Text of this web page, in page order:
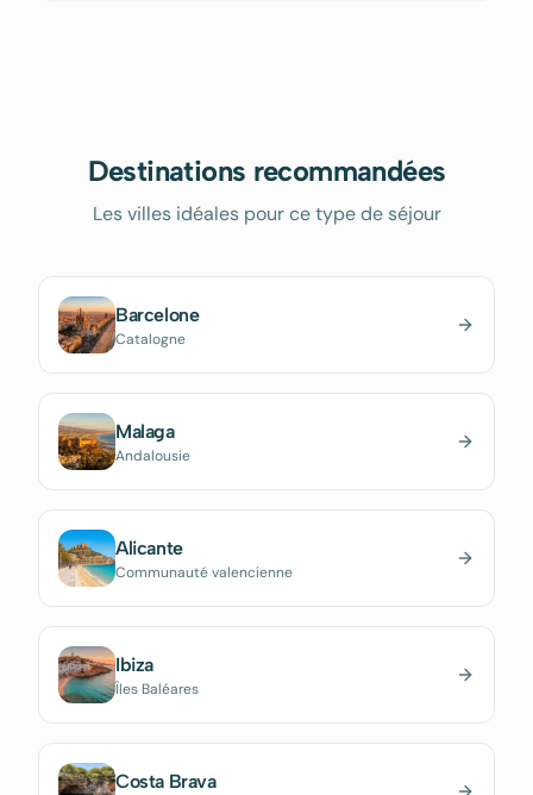
Destinations recommandées
Les villes idéales pour ce type de séjour
Barcelone
Catalogne
Malaga
Andalousie
Alicante
Communauté valencienne
Ibiza
Îles Baléares
Costa Brava